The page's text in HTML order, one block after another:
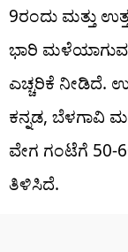
9ರಂದು ಮತ್ತು
ಭಾರಿ ಮಳೆಯಾಗುವ
ಎಚ್ಚರಿಕೆ ನೀಡಿದೆ.
ಕನ್ನಡ, ಬೆಳಗಾವಿ
ವೇಗ ಗಂಟೆಗೆ
ತಿಳಿಸಿದೆ.